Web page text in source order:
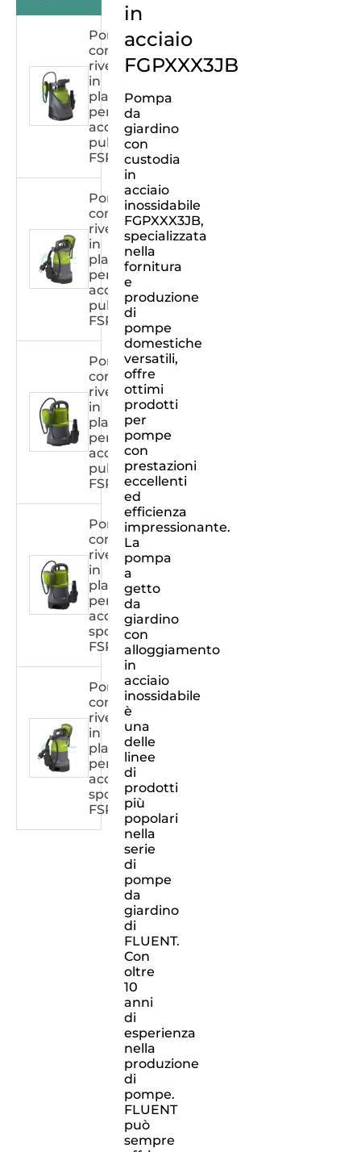
Pompa
con
rivestimento
in
plastica
per
acqua
pulita
FSPXXX33C
Pompa
con
rivestimento
in
plastica
per
acqua
pulita
FSPXXX32C
Pompa
con
rivestimento
in
plastica
per
acque
pulite
FSPXXX31C
Pompa
con
rivestimento
in
plastica
per
acqua
sporca
FSPXXX31DW
Pompa
con
rivestimento
in
plastica
per
acqua
sporca
FSPXXX32DW
in
acciaio
FGPXXX3JB
Pompa
da
giardino
con
custodia
in
acciaio
inossidabile
FGPXXX3JB,
specializzata
nella
fornitura
e
produzione
di
pompe
domestiche
versatili,
offre
ottimi
prodotti
per
pompe
con
prestazioni
eccellenti
ed
efficienza
impressionante.
La
pompa
a
getto
da
giardino
con
alloggiamento
in
acciaio
inossidabile
è
una
delle
linee
di
prodotti
più
popolari
nella
serie
di
pompe
da
giardino
di
FLUENT.
Con
oltre
10
anni
di
esperienza
nella
produzione
di
pompe.
FLUENT
può
sempre